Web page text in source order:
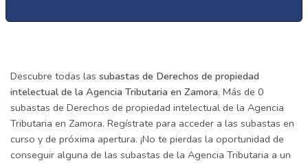
Descubre todas las subastas de Derechos de propiedad
intelectual de la Agencia Tributaria en Zamora. Más de 0
subastas de Derechos de propiedad intelectual de la Agencia
Tributaria en Zamora. Regístrate para acceder a las subastas en
curso y de próxima apertura. ¡No te pierdas la oportunidad de
conseguir alguna de las subastas de la Agencia Tributaria a un